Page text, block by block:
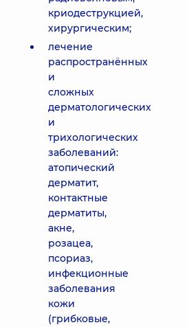
криодеструкцией,
хирургическим;
лечение
распространённых
и
сложных
дерматологических
и
трихологических
заболеваний:
атопический
дерматит,
контактные
дерматиты,
акне,
розацеа,
псориаз,
инфекционные
заболевания
кожи
(грибковые,